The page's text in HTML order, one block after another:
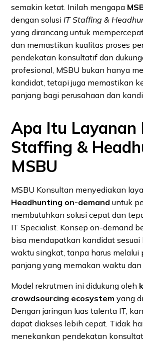
semakin ketat. Inilah mengapa
dengan solusi IT Staffing &
yang dirancang untuk
dan memastikan kualitas proses
pendekatan konsultatif dan
profesional, MSBU bukan hanya
kandidat, tetapi juga memastikan
panjang bagi perusahaan dan
Apa Itu Layanan
Staffing &
MSBU
MSBU Konsultan menyediakan
Headhunting on-demand untuk
membutuhkan solusi cepat dan
IT Specialist. Konsep on-demand
bisa mendapatkan kandidat sesuai
waktu singkat, tanpa harus melalui
panjang yang memakan waktu dan
Model rekrutmen ini didukung oleh
crowdsourcing ecosystem yang
Dengan jaringan luas talenta IT,
dapat diakses lebih cepat. Tidak
menekankan pendekatan